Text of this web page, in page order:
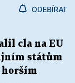
ODEBÍRAT
cla na EU
státům
horším